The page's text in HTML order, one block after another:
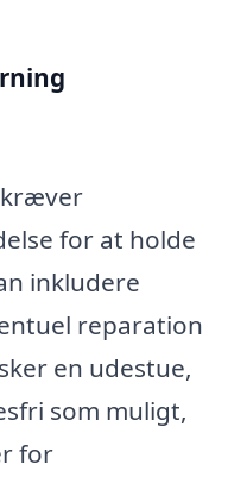
kræver
for at holde
inkludere
reparation
en udestue,
som muligt,
for